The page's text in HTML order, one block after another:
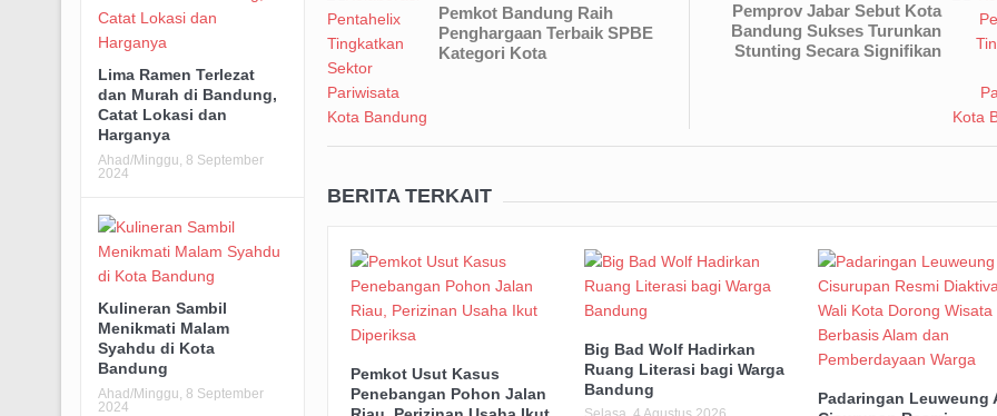
Pemkot Bandung Raih
Penghargaan Terbaik SPBE
Kategori Kota
Pemprov Jabar Sebut Kota
Bandung Sukses Turunkan
Stunting Secara Signifikan
BERITA TERKAIT
Pemkot Usut Kasus
Penebangan Pohon Jalan
Big Bad Wolf Hadirkan
Ruang Literasi bagi Warga
Bandung
Padaringan Leuweung
Lima Ramen Terlezat
dan Murah di Bandung,
Catat Lokasi dan
Harganya
Ahad/Minggu, 8 September
2024
Kulineran Sambil
Menikmati Malam
Syahdu di Kota
Bandung
Ahad/Minggu, 8 September
2024